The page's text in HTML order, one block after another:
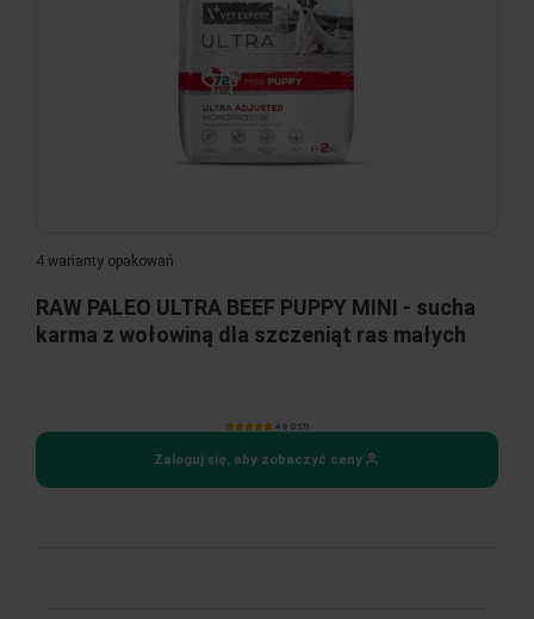
4 warianty opakowań
RAW PALEO ULTRA BEEF PUPPY MINI - sucha
karma z wołowiną dla szczeniąt ras małych
4.9 (237)
Zaloguj się, aby zobaczyć ceny